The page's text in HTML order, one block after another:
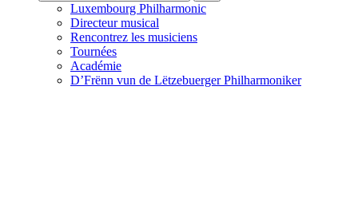
Luxembourg Philharmonic
Directeur musical
Rencontrez les musiciens
Tournées
Académie
D’Frënn vun de Lëtzebuerger Philharmoniker